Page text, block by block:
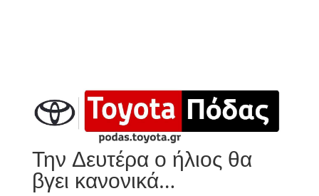
Την Δευτέρα ο ήλιος θα
βγει κανονικά…